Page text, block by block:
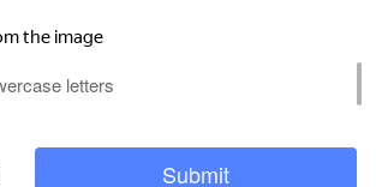
© 2008 - 2026 Оборудование для
водоснабжения, канализации